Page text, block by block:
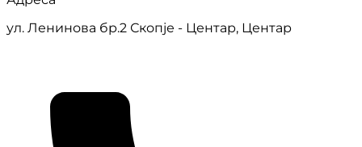
ул. Ленинова бр.2 Скопје - Центар, Центар